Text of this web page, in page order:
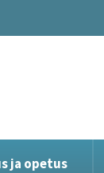
ja opetus